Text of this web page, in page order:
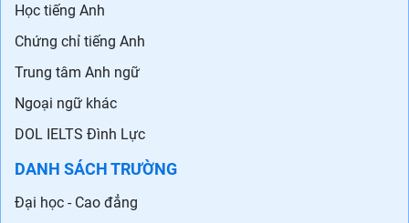
Học tiếng Anh
Chứng chỉ tiếng Anh
Trung tâm Anh ngữ
Ngoại ngữ khác
DOL IELTS Đình Lực
DANH SÁCH TRƯỜNG
Đại học - Cao đẳng